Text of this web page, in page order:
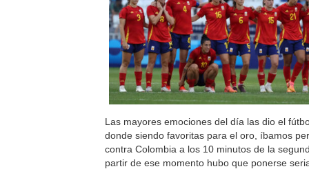
Las mayores emociones del día las dio el
donde siendo favoritas para el oro, íbamos
contra Colombia a los 10 minutos de la
partir de ese momento hubo que ponerse